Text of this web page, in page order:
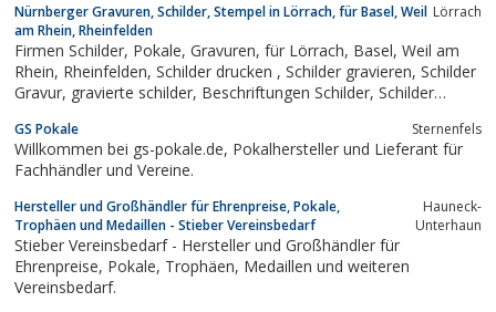
Nürnberger Gravuren, Schilder, Stempel in Lörrach, für Basel, Weil
am Rhein, Rheinfelden
Lörrach
Firmen Schilder, Pokale, Gravuren, für Lörrach, Basel, Weil am
Rhein, Rheinfelden, Schilder drucken , Schilder gravieren, Schilder
Gravur, gravierte schilder, Beschriftungen Schilder, Schilder
GS Pokale Sternenfels
Willkommen bei gs-pokale.de, Pokalhersteller und Lieferant für
Fachhändler und Vereine.
Hersteller und Großhändler für Ehrenpreise, Pokale,
Trophäen und Medaillen - Stieber Vereinsbedarf
Hauneck-
Unterhaun
Stieber Vereinsbedarf - Hersteller und Großhändler für
Ehrenpreise, Pokale, Trophäen, Medaillen und weiteren
Vereinsbedarf.